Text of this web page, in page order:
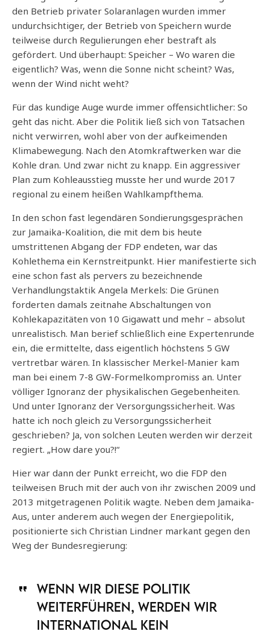
den Betrieb privater Solaranlagen wurden immer
undurchsichtiger, der Betrieb von Speichern wurde
teilweise durch Regulierungen eher bestraft als
gefördert. Und überhaupt: Speicher – Wo waren die
eigentlich? Was, wenn die Sonne nicht scheint? Was,
wenn der Wind nicht weht?
Für das kundige Auge wurde immer offensichtlicher: So
geht das nicht. Aber die Politik ließ sich von Tatsachen
nicht verwirren, wohl aber von der aufkeimenden
Klimabewegung. Nach den Atomkraftwerken war die
Kohle dran. Und zwar nicht zu knapp. Ein aggressiver
Plan zum Kohleausstieg musste her und wurde 2017
regional zu einem heißen Wahlkampfthema.
In den schon fast legendären Sondierungsgesprächen
zur Jamaika-Koalition, die mit dem bis heute
umstrittenen Abgang der FDP endeten, war das
Kohlethema ein Kernstreitpunkt. Hier manifestierte sich
eine schon fast als pervers zu bezeichnende
Verhandlungstaktik Angela Merkels: Die Grünen
forderten damals zeitnahe Abschaltungen von
Kohlekapazitäten von 10 Gigawatt und mehr – absolut
unrealistisch. Man berief schließlich eine Expertenrunde
ein, die ermittelte, dass eigentlich höchstens 5 GW
vertretbar wären. In klassischer Merkel-Manier kam
man bei einem 7-8 GW-Formelkompromiss an. Unter
völliger Ignoranz der physikalischen Gegebenheiten.
Und unter Ignoranz der Versorgungssicherheit. Was
hatte ich noch gleich zu Versorgungssicherheit
geschrieben? Ja, von solchen Leuten werden wir derzeit
regiert. „How dare you?!“
Hier war dann der Punkt erreicht, wo die FDP den
teilweisen Bruch mit der auch von ihr zwischen 2009 und
2013 mitgetragenen Politik wagte. Neben dem Jamaika-
Aus, unter anderem auch wegen der Energiepolitik,
positionierte sich Christian Lindner markant gegen den
Weg der Bundesregierung:
Wenn wir diese Politik
weiterführen, werden wir
international kein